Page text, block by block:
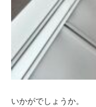
いかがでしょうか。